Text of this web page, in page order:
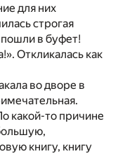
для них
строгая
в буфет!
Откликалась как
во дворе в
какой-то причине
книгу, книгу